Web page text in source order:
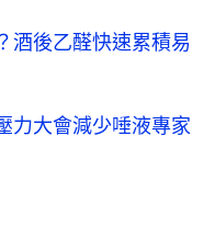
酒後乙醛快速累積易
力大會減少唾液專家